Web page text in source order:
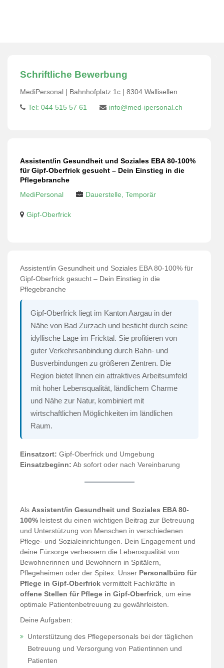
Schriftliche Bewerbung
MediPersonal | Bahnhofplatz 1c | 8304 Wallisellen
Tel: 044 515 57 61
info@med-ipersonal.ch
Assistent/in Gesundheit und Soziales EBA 80-100%
für Gipf-Oberfrick gesucht – Dein Einstieg in die
Pflegebranche
MediPersonal
Dauerstelle, Temporär
Gipf-Oberfrick
Assistent/in Gesundheit und Soziales EBA 80-100% für
Gipf-Oberfrick gesucht – Dein Einstieg in die
Pflegebranche
Gipf-Oberfrick liegt im Kanton Aargau in der
Nähe von Bad Zurzach und besticht durch seine
idyllische Lage im Fricktal. Sie profitieren von
guter Verkehrsanbindung durch Bahn- und
Busverbindungen zu größeren Zentren. Die
Region bietet Ihnen ein attraktives Arbeitsumfeld
mit hoher Lebensqualität, ländlichem Charme
und Nähe zur Natur, kombiniert mit
wirtschaftlichen Möglichkeiten im ländlichen
Raum.
Einsatzort: Gipf-Oberfrick und Umgebung
Einsatzbeginn: Ab sofort oder nach Vereinbarung
Als Assistent/in Gesundheit und Soziales EBA 80-
100% leistest du einen wichtigen Beitrag zur Betreuung
und Unterstützung von Menschen in verschiedenen
Pflege- und Sozialeinrichtungen. Dein Engagement und
deine Fürsorge verbessern die Lebensqualität von
Bewohnerinnen und Bewohnern in Spitälern,
Pflegeheimen oder der Spitex. Unser Personalbüro für
Pflege in Gipf-Oberfrick vermittelt Fachkräfte in
offene Stellen für Pflege in Gipf-Oberfrick , um eine
optimale Patientenbetreuung zu gewährleisten.
Deine Aufgaben:
Unterstützung des Pflegepersonals bei der täglichen
Betreuung und Versorgung von Patientinnen und
Patienten